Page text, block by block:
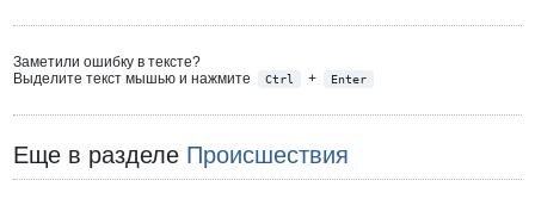
Заметили ошибку в тексте?
Выделите текст мышью и нажмите
Ctrl + Enter
Еще в разделе Происшествия